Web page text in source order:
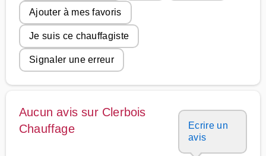
Ajouter à mes favoris
Je suis ce chauffagiste
Signaler une erreur
Aucun avis sur Clerbois
Chauffage
Ecrire un
avis